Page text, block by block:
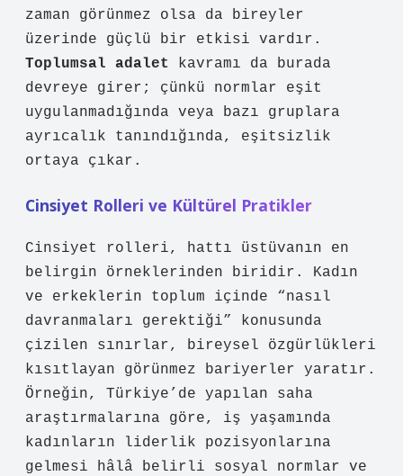
zaman görünmez olsa da bireyler
üzerinde güçlü bir etkisi vardır.
Toplumsal adalet
kavramı da burada
devreye girer; çünkü normlar eşit
uygulanmadığında veya bazı gruplara
ayrıcalık tanındığında, eşitsizlik
ortaya çıkar.
Cinsiyet Rolleri ve Kültürel Pratikler
Cinsiyet rolleri, hattı üstüvanın en
belirgin örneklerinden biridir. Kadın
ve erkeklerin toplum içinde “nasıl
davranmaları gerektiği” konusunda
çizilen sınırlar, bireysel özgürlükleri
kısıtlayan görünmez bariyerler yaratır.
Örneğin, Türkiye’de yapılan saha
araştırmalarına göre, iş yaşamında
kadınların liderlik pozisyonlarına
gelmesi hâlâ belirli sosyal normlar ve